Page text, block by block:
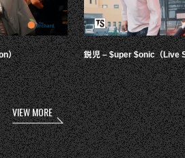
） 鋭児 – $uper $onic（Live
VIEW MORE